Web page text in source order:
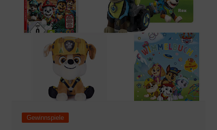
Gewinnspiele